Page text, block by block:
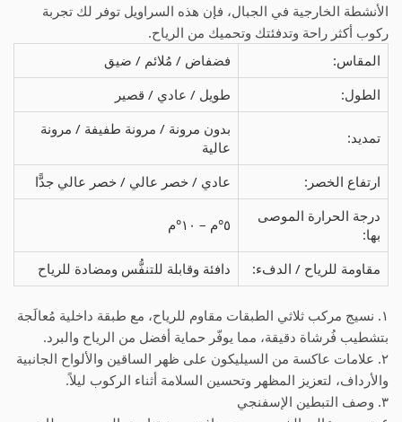
الأنشطة الخارجية في الجبال، فإن هذه السراويل توفر لك تجربة
ركوب أكثر راحة وتدفئتك وتحميك من الرياح.
المقاس:
فضفاض / مُلائم / ضيق
الطول:
طويل / عادي / قصير
تمديد:
بدون مرونة / مرونة طفيفة / مرونة
عالية
ارتفاع الخصر:
عادي / خصر عالي / خصر عالي جدًّا
درجة الحرارة الموصى
بها:
٥°م – ١٠°م
مقاومة للرياح / الدفء: دافئة وقابلة للتنفُّس ومضادة للرياح
١. نسيج مركب ثلاثي الطبقات مقاوم للرياح، مع طبقة داخلية مُعالَجة
بتشطيب فُرشاة دقيقة، مما يوفّر حماية أفضل من الرياح والبرد.
٢. علامات عاكسة من السيليكون على ظهر الساقين والألواح الجانبية
والأرداف، لتعزيز المظهر وتحسين السلامة أثناء الركوب ليلاً.
٣. وصف التبطين الإسفنجي